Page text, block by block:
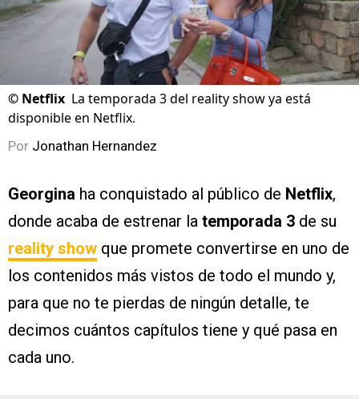
© Netflix La temporada 3 del reality show ya está
disponible en Netflix.
Por Jonathan Hernandez
Georgina ha conquistado al público de Netflix,
donde acaba de estrenar la temporada 3 de su
reality show que promete convertirse en uno de
los contenidos más vistos de todo el mundo y,
para que no te pierdas de ningún detalle, te
decimos cuántos capítulos tiene y qué pasa en
cada uno.